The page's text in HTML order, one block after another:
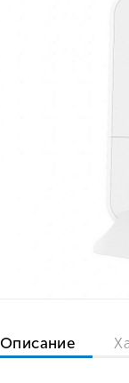
Описание